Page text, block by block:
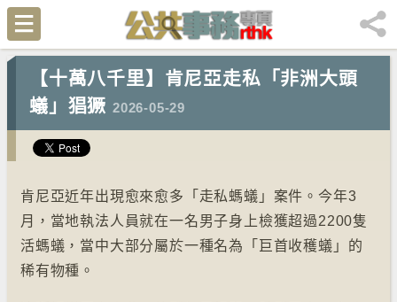
【十萬八千里】肯尼亞走私「非洲大頭
蟻」猖獗 2026-05-29
肯尼亞近年出現愈來愈多「走私螞蟻」案件。今年3
月，當地執法人員就在一名男子身上檢獲超過2200隻
活螞蟻，當中大部分屬於一種名為「巨首收穫蟻」的
稀有物種。